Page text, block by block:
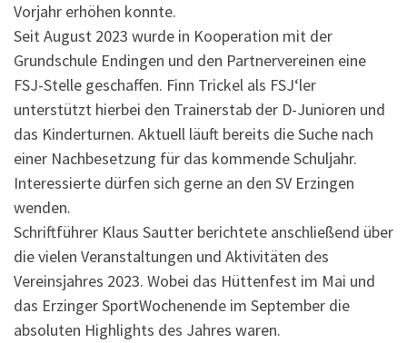
Vorjahr erhöhen konnte.
Seit August 2023 wurde in Kooperation mit der
Grundschule Endingen und den Partnervereinen eine
FSJ-Stelle geschaffen. Finn Trickel als FSJ‘ler
unterstützt hierbei den Trainerstab der D-Junioren und
das Kinderturnen. Aktuell läuft bereits die Suche nach
einer Nachbesetzung für das kommende Schuljahr.
Interessierte dürfen sich gerne an den SV Erzingen
wenden.
Schriftführer Klaus Sautter berichtete anschließend über
die vielen Veranstaltungen und Aktivitäten des
Vereinsjahres 2023. Wobei das Hüttenfest im Mai und
das Erzinger SportWochenende im September die
absoluten Highlights des Jahres waren.